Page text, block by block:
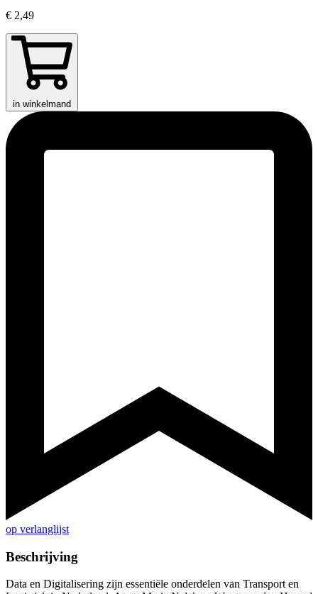
€ 2,49
in winkelmand
op verlanglijst
Beschrijving
Data en Digitalisering zijn essentiële onderdelen van Transport en